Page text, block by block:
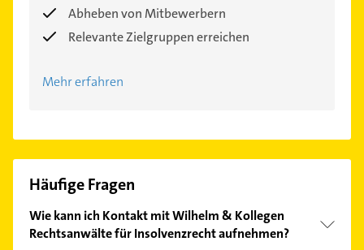
Abheben von Mitbewerbern
Relevante Zielgruppen erreichen
Mehr erfahren
Häufige Fragen
Wie kann ich Kontakt mit Wilhelm & Kollegen
Rechtsanwälte für Insolvenzrecht aufnehmen?